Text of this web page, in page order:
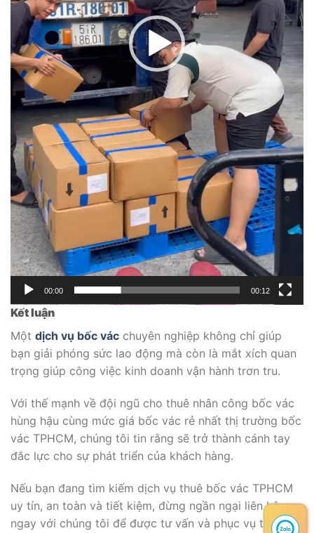
00:00 00:12
Kết luận
Một dịch vụ bốc vác chuyên nghiệp không chỉ giúp
bạn giải phóng sức lao động mà còn là mắt xích quan
trọng giúp công việc kinh doanh vận hành trơn tru.
Với thế mạnh về đội ngũ cho thuê nhân công bốc vác
hùng hậu cùng mức giá bốc vác rẻ nhất thị trường bốc
vác TPHCM, chúng tôi tin rằng sẽ trở thành cánh tay
đắc lực cho sự phát triển của khách hàng.
Nếu bạn đang tìm kiếm dịch vụ thuê bốc vác TPHCM
uy tín, an toàn và tiết kiệm, đừng ngần ngại liên hệ
ngay với chúng tôi để được tư vấn và phục vụ tận tình